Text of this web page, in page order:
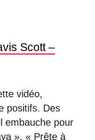
Scott –
vidéo,
positifs. Des
embauche pour
», « Prête à